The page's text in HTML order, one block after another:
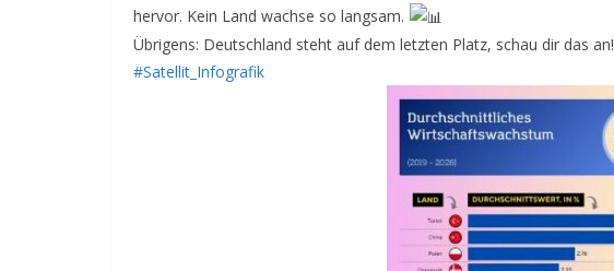
hervor. Kein Land wachse so langsam.
Übrigens: Deutschland steht auf dem letzten Platz, schau dir das an!
#Satellit_Infografik